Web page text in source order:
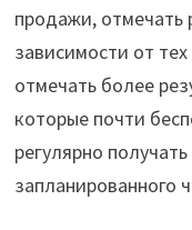
продажи, отмечать
зависимости от
отмечать более
которые почти
регулярно
запланированного